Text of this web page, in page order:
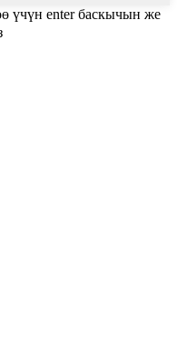
үчүн enter баскычын же